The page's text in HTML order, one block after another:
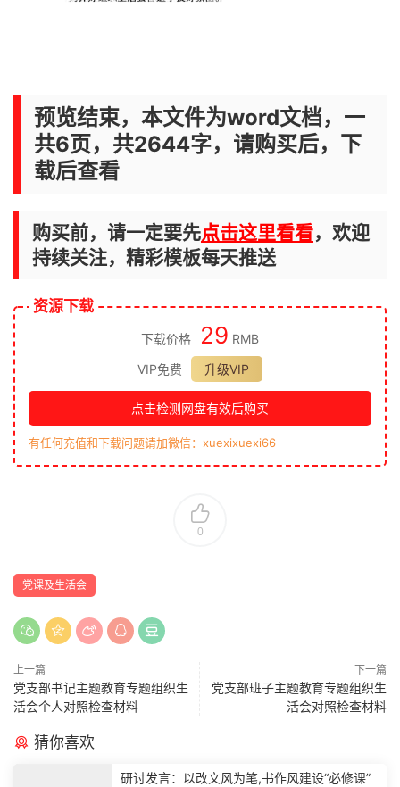
预览结束，本文件为word文档，一
共6页，共2644字，请购买后，下
载后查看
购买前，请一定要先点击这里看看，欢迎
持续关注，精彩模板每天推送
资源下载
下载价格 29 RMB
VIP免费
升级VIP
点击检测网盘有效后购买
有任何充值和下载问题请加微信：xuexixuexi66
0
党课及生活会
上一篇
党支部书记主题教育专题组织生
活会个人对照检查材料
下一篇
党支部班子主题教育专题组织生
活会对照检查材料
猜你喜欢
研讨发言：以改文风为笔,书作风建设“必修课”